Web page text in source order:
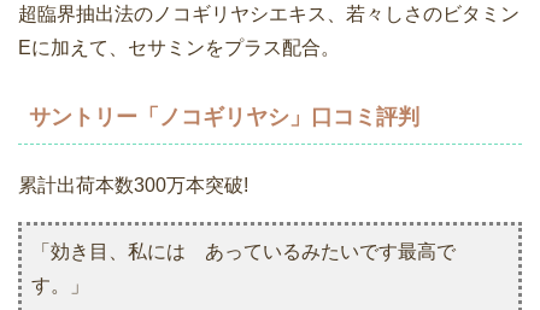
超臨界抽出法のノコギリヤシエキス、若々しさのビタミン
Eに加えて、セサミンをプラス配合。
サントリー「ノコギリヤシ」口コミ評判
累計出荷本数300万本突破!
「効き目、私には あっているみたいです最高で
す。」